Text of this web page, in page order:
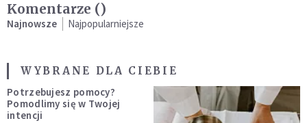
Komentarze ()
Najnowsze Najpopularniejsze
WYBRANE DLA CIEBIE
Potrzebujesz pomocy?
Pomodlimy się w Twojej
intencji